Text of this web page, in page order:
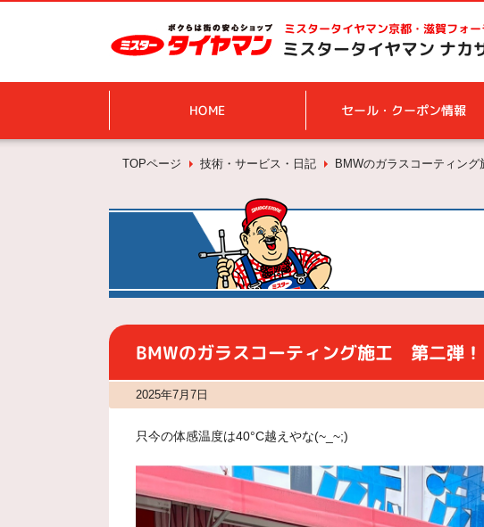
ミスタータイヤマン京都・滋賀フォー
ミスタータイヤマン ナカ
HOME セール・クーポン情報
TOPページ 技術・サービス・日記 BMWのガラスコーティン
BMWのガラスコーティング施工 第二弾！
2025年7月7日
只今の体感温度は40°C越えやな(~_~;)